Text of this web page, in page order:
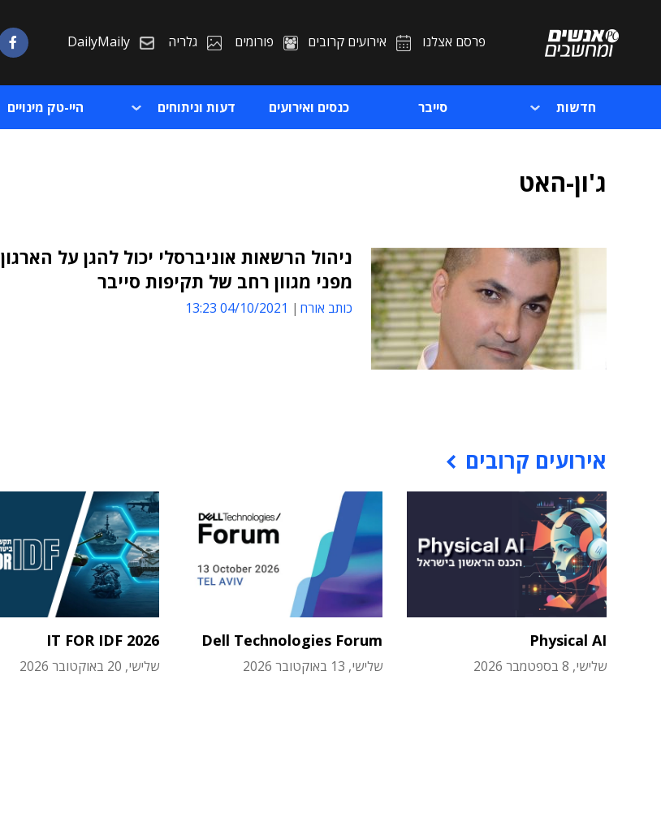
פרסם אצלנו אירועים קרובים פורומים גלריה DailyMaily
חדשות סייבר כנסים ואירועים דעות וניתוחים היי-טק מינויים
ג'ון-האט
ניהול הרשאות אוניברסלי יכול להגן על הארגון
מפני מגוון רחב של תקיפות סייבר
כותב אורח 04/10/2021 13:23
אירועים קרובים
Physical AI
שלישי, 8 בספטמבר 2026
Dell Technologies Forum
שלישי, 13 באוקטובר 2026
IT FOR IDF 2026
שלישי, 20 באוקטובר 2026